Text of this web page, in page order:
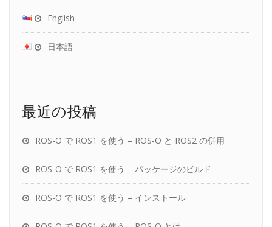
English
日本語
最近の投稿
ROS-O で ROS1 を使う – ROS-O と ROS2 の併用
ROS-O で ROS1 を使う – パッケージのビルド
ROS-O で ROS1 を使う – インストール